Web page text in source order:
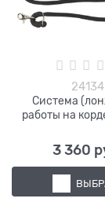
24134
Система
работы на
3 360